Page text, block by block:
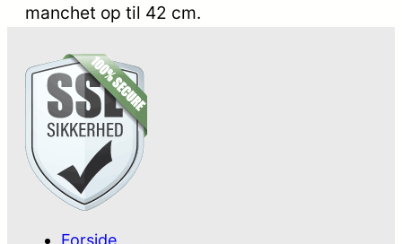
manchet op til 42 cm.
Forside